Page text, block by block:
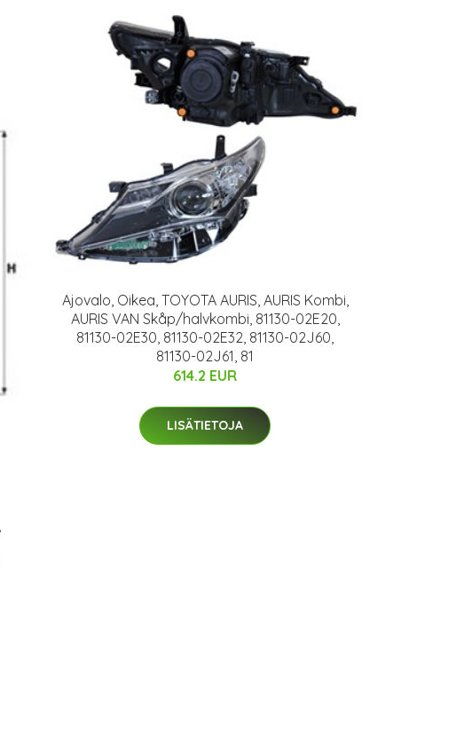
Ajovalo, Oikea, TOYOTA AURIS, AURIS Kombi,
AURIS VAN Skåp/halvkombi, 81130-02E20,
81130-02E30, 81130-02E32, 81130-02J60,
81130-02J61, 81
614.2 EUR
LISÄTIETOJA